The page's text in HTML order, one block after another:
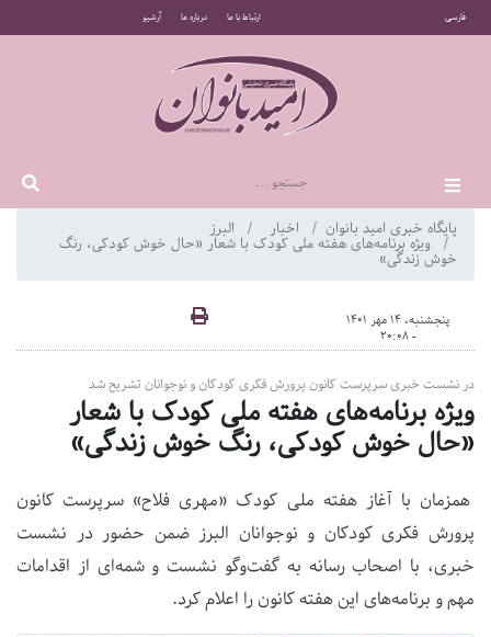
فارسی ارتباط با ما درباره ما آرشیو
پایگاه خبری امید بانوان اخبار البرز
ویژه برنامه‌های هفته ملی کودک با شعار «حال خوش کودکی، رنگ
خوش زندگی»
پنجشنبه، 14 مهر 1401
- 20:08
در نشست خبری سرپرست کانون پرورش فکری کودکان و نوجوانان تشریح شد
ویژه برنامه‌های هفته ملی کودک با شعار
«حال خوش کودکی، رنگ خوش زندگی»
همزمان با آغاز هفته ملی کودک «مهری فلاح» سرپرست کانون
پرورش فکری کودکان و نوجوانان البرز ضمن حضور در نشست
خبری، با اصحاب رسانه به گفت‌وگو نشست و شمه‌ای از اقدامات
مهم و برنامه‌های این هفته کانون را اعلام کرد.